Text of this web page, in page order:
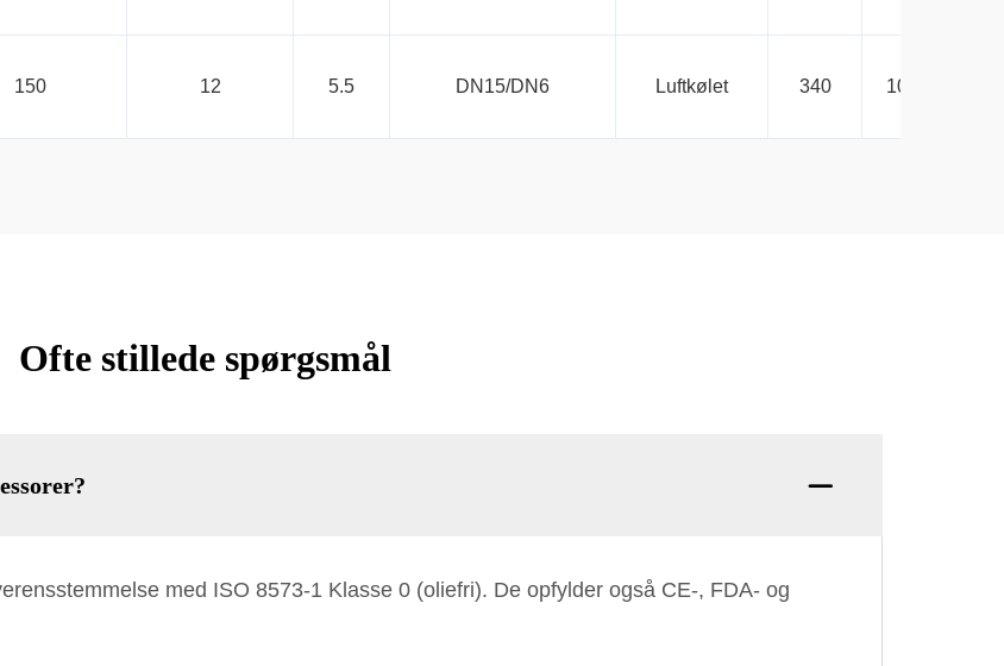
150 12 5.5 DN15/DN6 Luftkølet 340
Ofte stillede spørgsmål
med ISO 8573-1 Klasse 0 (oliefri). De opfylder også CE-, FDA- og